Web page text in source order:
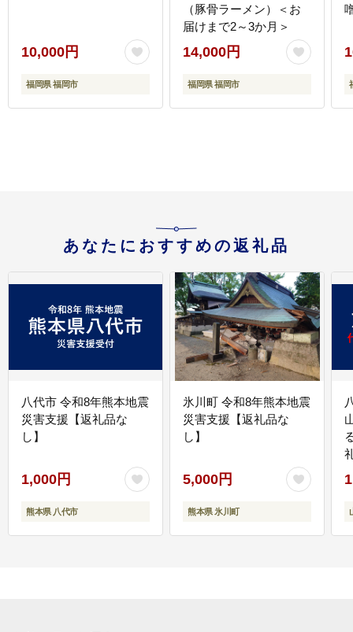
10,000円
福岡県 福岡市
（豚骨ラーメン）＜お
届けまで2～3か月＞
14,000円
福岡県 福岡市
あなたにおすすめの返礼品
八代市 令和8年熊本地震
災害支援【返礼品な
し】
1,000円
熊本県 八代市
氷川町 令和8年熊本地震
災害支援【返礼品な
し】
5,000円
熊本県 氷川町